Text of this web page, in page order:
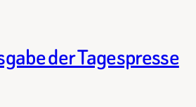
der Tagespresse